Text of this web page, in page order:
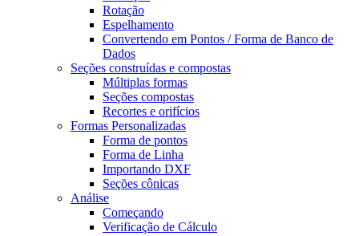
Rotação
Espelhamento
Convertendo em Pontos / Forma de Banco de
Dados
Seções construídas e compostas
Múltiplas formas
Seções compostas
Recortes e orifícios
Formas Personalizadas
Forma de pontos
Forma de Linha
Importando DXF
Seções cônicas
Análise
Começando
Verificação de Cálculo